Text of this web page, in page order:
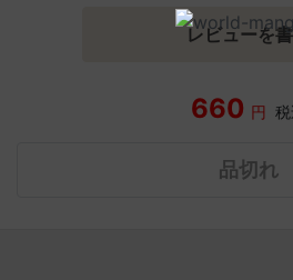
レビューを
660 円
品切れ